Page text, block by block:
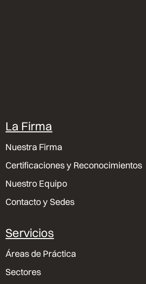
La Firma
Nuestra Firma
Certificaciones y Reconocimientos
Nuestro Equipo
Contacto y Sedes
Servicios
Áreas de Práctica
Sectores